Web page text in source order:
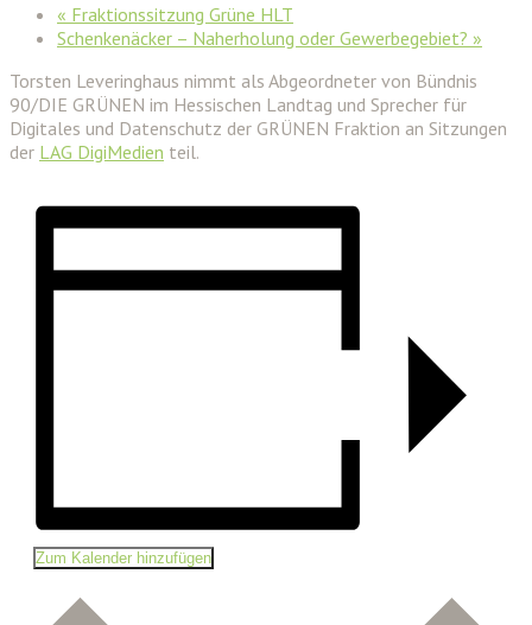
« Fraktionssitzung Grüne HLT
Schenkenäcker – Naherholung oder Gewerbegebiet? »
Torsten Leveringhaus nimmt als Abgeordneter von Bündnis
90/DIE GRÜNEN im Hessischen Landtag und Sprecher für
Digitales und Datenschutz der GRÜNEN Fraktion an Sitzungen
der LAG DigiMedien teil.
Zum Kalender hinzufügen